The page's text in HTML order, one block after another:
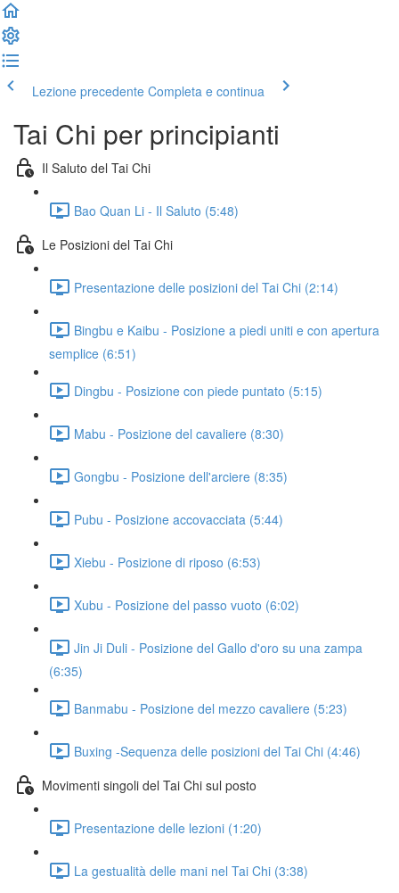
Lezione precedente Completa e continua
Tai Chi per principianti
Il Saluto del Tai Chi
Bao Quan Li - Il Saluto (5:48)
Le Posizioni del Tai Chi
Presentazione delle posizioni del Tai Chi (2:14)
Bingbu e Kaibu - Posizione a piedi uniti e con apertura
semplice (6:51)
Dingbu - Posizione con piede puntato (5:15)
Mabu - Posizione del cavaliere (8:30)
Gongbu - Posizione dell'arciere (8:35)
Pubu - Posizione accovacciata (5:44)
Xiebu - Posizione di riposo (6:53)
Xubu - Posizione del passo vuoto (6:02)
Jin Ji Duli - Posizione del Gallo d'oro su una zampa
(6:35)
Banmabu - Posizione del mezzo cavaliere (5:23)
Buxing -Sequenza delle posizioni del Tai Chi (4:46)
Movimenti singoli del Tai Chi sul posto
Presentazione delle lezioni (1:20)
La gestualità delle mani nel Tai Chi (3:38)